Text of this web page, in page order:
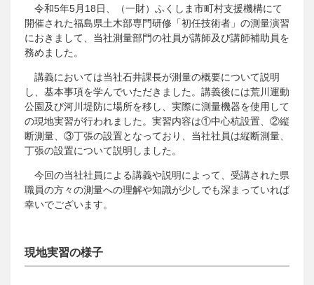
令和5年5月18日、（一財）ふくしま市町村支援機構にて
開催された福島県土木部専門研修「初任技術者」の測量演習
におきまして、当社測量部門の社員が講師及び講師補助員を
務めました。
講義においては当社石井課長が測量の概要について説明
し、基本事項を学んでいただきました。講義後には荒川運動
公園及び河川堤防に場所を移し、実際に測量機器を使用して
の現地実習が行われました。実習内容は①中心杭設置、②縦
断測量、③丁張の設置となっており、当社社員は縦断測量、
丁張の設置について説明しました。
今回の当社社員による講義や説明によって、受講された県
職員の方々の測量への理解や知識が少しでも深まっていれば
幸いでございます。
現地実習の様子